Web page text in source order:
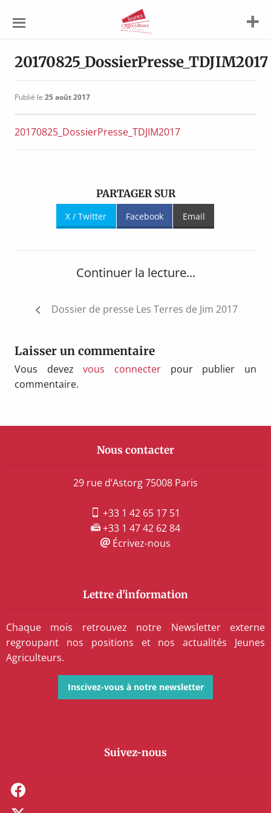
Agriculteurs
20170825_DossierPresse_TDJIM2017
Publié le 25 août 2017
20170825_DossierPresse_TDJIM2017
PARTAGER SUR
X / Twitter Facebook Email
Continuer la lecture...
Navigation
l’article
Dossier de presse Les Terres de Jim 2017
Laisser un commentaire
Vous devezvous connecter pour publier un
commentaire.
Nous contacter
29 rue d’Astorg 75008 Paris
+33 1 42 65 17 51
+33 1 47 42 62 84
Écrivez-nous
Lettre d'information
Chaque mois retrouvez notre Newsletter externe
regroupant nos positions et nos actualités Jeunes
Agriculteurs.
Inscivez-vous à notre newsletter
Suivez-nous